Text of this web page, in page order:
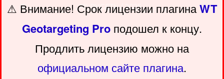
© РУСЕТЬ / 2025
⚠ Внимание! ️Срок лицензии плагинаWT
Geotargeting Pro подошел к концу.
Продлить лицензию можно на
официальном сайте плагина.